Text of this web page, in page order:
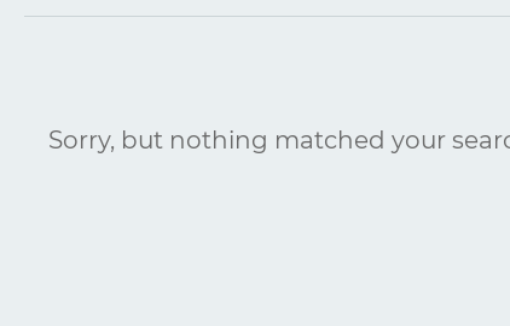
Sorry, but nothing matched your